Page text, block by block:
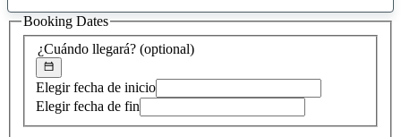
sugerencia
encontrada
¿Cuándo llegará? (optional)
Elegir fecha de inicio
Elegir fecha de fin
Booking Dates